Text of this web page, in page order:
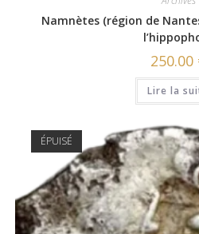
Namnètes (région de
250.00
Lire la
ÉPUISÉ